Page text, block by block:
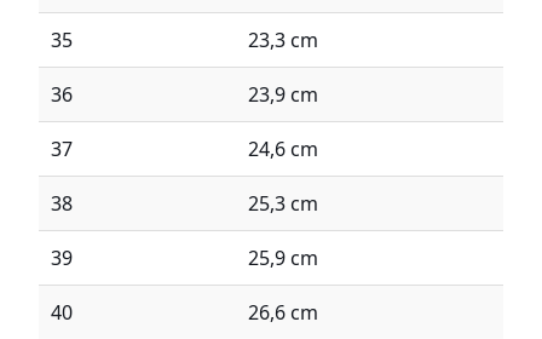
35 23,3 cm
36 23,9 cm
37 24,6 cm
38 25,3 cm
39 25,9 cm
40 26,6 cm